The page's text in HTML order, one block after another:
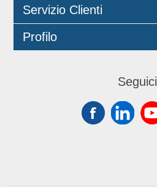
Servizio Clienti
Profilo
Seguici